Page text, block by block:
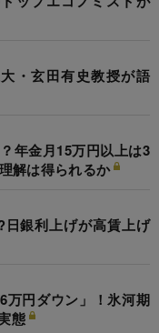
・玄田有史教授が語
年金月15万円以上は3
解は得られるか
銀利上げが高賃上げ
万円ダウン」！氷河期
態